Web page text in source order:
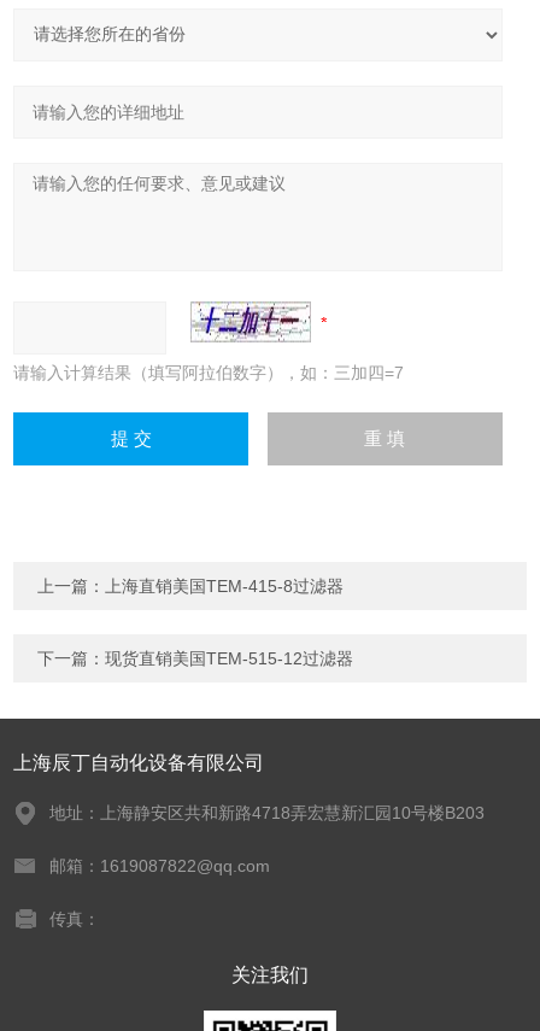
请输入计算结果（填写阿拉伯数字），如：三加四=7
上一篇： 上海直销美国TEM-415-8过滤器
下一篇：现货直销美国TEM-515-12过滤器
上海辰丁自动化设备有限公司
地址：上海静安区共和新路4718弄宏慧新汇园10号楼B203
邮箱：1619087822@qq.com
传真：
关注我们